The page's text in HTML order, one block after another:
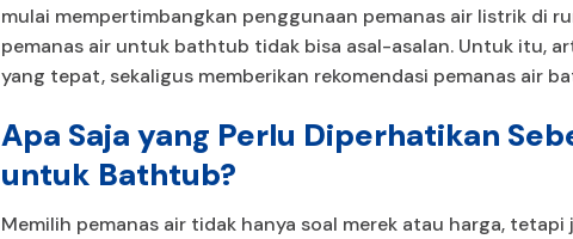
mulai mempertimbangkan penggunaan pemanas air listrik di
pemanas air untuk bathtub tidak bisa asal-asalan. Untuk itu,
yang tepat, sekaligus memberikan rekomendasi pemanas air
Apa Saja yang Perlu Diperhatikan
untuk Bathtub?
Memilih pemanas air tidak hanya soal merek atau harga,